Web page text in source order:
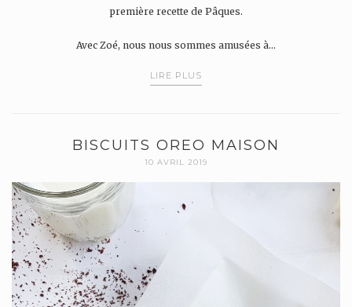
première recette de Pâques.
Avec Zoé, nous nous sommes amusées à…
LIRE PLUS
BISCUITS OREO MAISON
10 AVRIL 2019